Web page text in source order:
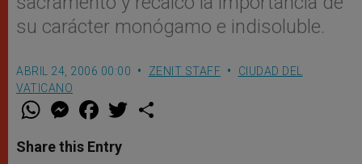
su carácter monógamo e indisoluble.
ABRIL 24, 2006 00:00 ZENIT STAFF
CIUDAD DEL
VATICANO
W
t
s
M
e
s
e
F
a
e
b
w
Share this Entry